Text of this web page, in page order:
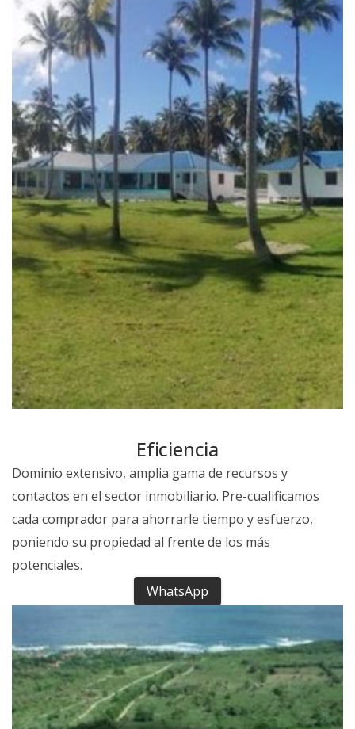
Eficiencia
Dominio extensivo, amplia gama de recursos y
contactos en el sector inmobiliario. Pre-cualificamos
cada comprador para ahorrarle tiempo y esfuerzo,
poniendo su propiedad al frente de los más
potenciales.
WhatsApp